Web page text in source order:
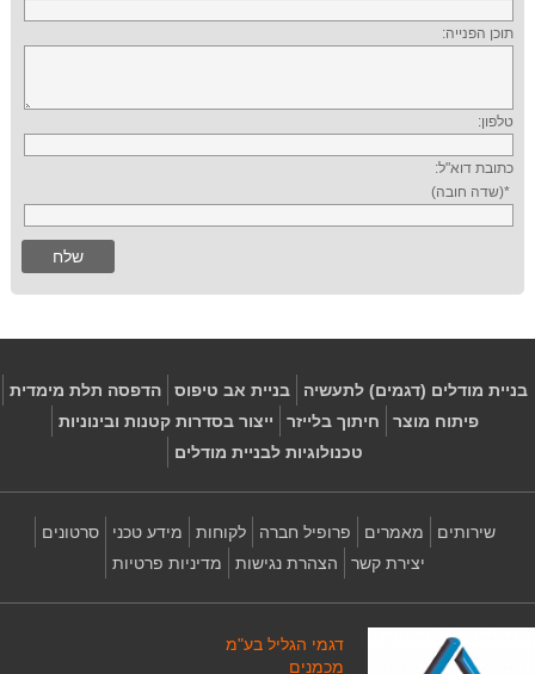
תוכן הפנייה:
טלפון:
כתובת דוא"ל:
*(שדה חובה)
בניית מודלים (דגמים) לתעשיה בניית אב טיפוס
הדפסה תלת מימדית
פיתוח מוצר
חיתוך בלייזר
ייצור בסדרות קטנות ובינוניות
טכנולוגיות לבניית מודלים
שירותים מאמרים פרופיל חברה לקוחות מידע טכני
סרטונים
יצירת קשר
הצהרת נגישות מדיניות פרטיות
דגמי הגליל בע"מ
מכמנים